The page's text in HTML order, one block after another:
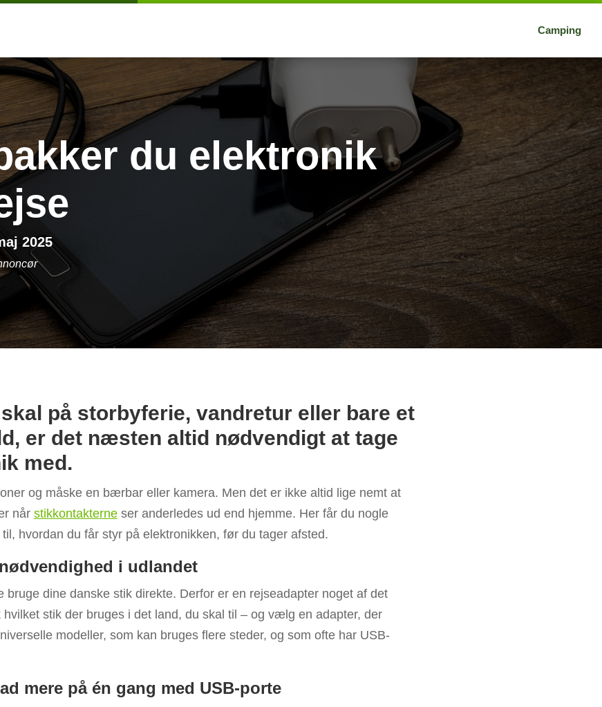
Camping
du elektronik
2025
på storbyferie, vandretur eller bare et
er det næsten altid nødvendigt at tage
med.
og måske en bærbar eller kamera. Men det er ikke altid lige nemt at
når stikkontakterneser anderledes ud end hjemme. Her får du nogle
hvordan du får styr på elektronikken, før du tager afsted.
i udlandet
bruge dine danske stik direkte. Derfor er en rejseadapter noget af det
stik der bruges i det land, du skal til – og vælg en adapter, der
modeller, som kan bruges flere steder, og som ofte har USB-
mere på én gang med USB-porte